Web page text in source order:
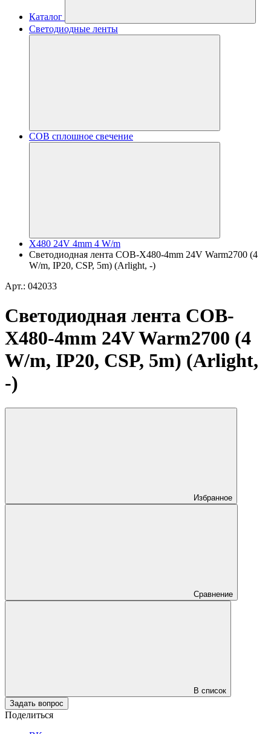
Каталог
Светодиодные ленты
COB сплошное свечение
X480 24V 4mm 4 W/m
Светодиодная лента COB-X480-4mm 24V Warm2700 (4
W/m, IP20, CSP, 5m) (Arlight, -)
Арт.: 042033
Светодиодная лента COB-
X480-4mm 24V Warm2700 (4
W/m, IP20, CSP, 5m) (Arlight,
-)
Избранное
Сравнение
В список
Задать вопрос
Поделиться